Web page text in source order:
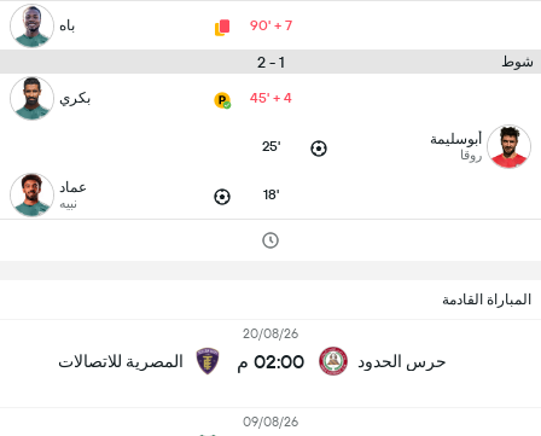
90' + 7 باه
شوط 1 - 2
45' + 4 بكري
أبوسليمة
روقا 25'
18' عماد
نبيه
المباراة القادمة
حرس الحدود
20/08/26
02:00 م المصرية للاتصالات
09/08/26